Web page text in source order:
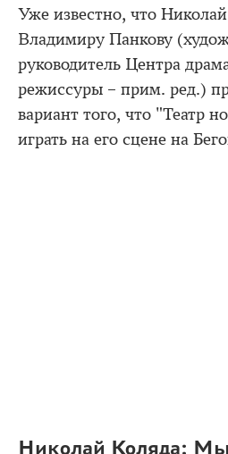
Уже известно, что
Владимиру Панкову
руководитель Центра
режиссуры – прим. ред.)
вариант того, что "Театр
играть на его сцене на
Николай Коляда: Мы